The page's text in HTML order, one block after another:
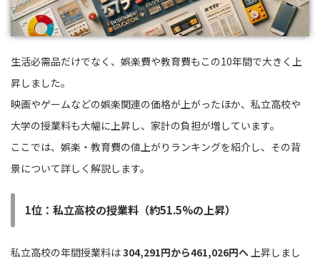
生活必需品だけでなく、娯楽費や教育費もこの10年間で大きく上
昇しました。
映画やゲームなどの娯楽関連の価格が上がったほか、私立高校や
大学の授業料も大幅に上昇し、家計の負担が増しています。
ここでは、娯楽・教育費の値上がりランキングを紹介し、その背
景について詳しく解説します。
1位：私立高校の授業料（約51.5%の上昇）
私立高校の年間授業料は304,291円から461,026円へ 上昇しまし